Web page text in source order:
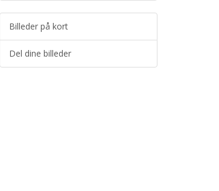
Billeder på kort
Del dine billeder